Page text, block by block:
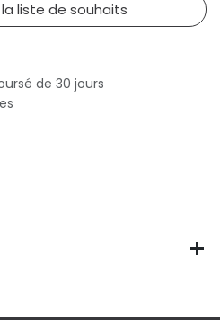
liste de souhaits
de 30 jours